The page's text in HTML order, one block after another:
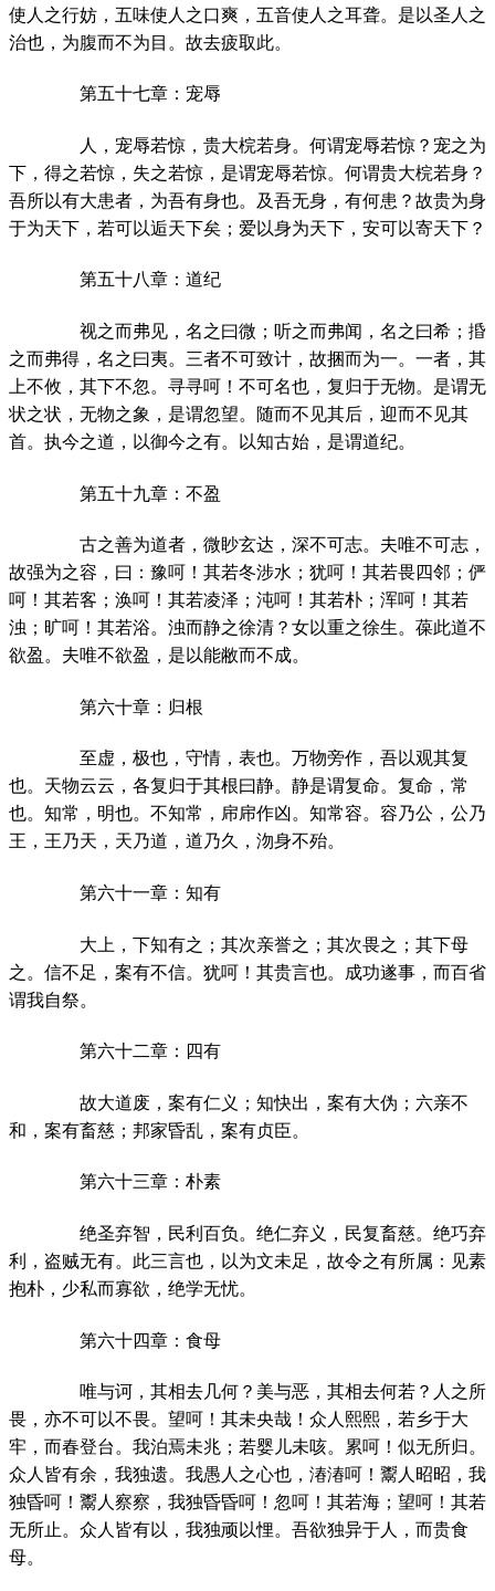
使人之行妨，五味使人之口爽，五音使人之耳聋。是以圣人之
治也，为腹而不为目。故去疲取此。
第五十七章：宠辱
人，宠辱若惊，贵大梡若身。何谓宠辱若惊？宠之为
下，得之若惊，失之若惊，是谓宠辱若惊。何谓贵大梡若身？
吾所以有大患者，为吾有身也。及吾无身，有何患？故贵为身
于为天下，若可以逅天下矣；爱以身为天下，安可以寄天下？
第五十八章：道纪
视之而弗见，名之曰微；听之而弗闻，名之曰希；捪
之而弗得，名之曰夷。三者不可致计，故捆而为一。一者，其
上不攸，其下不忽。寻寻呵！不可名也，复归于无物。是谓无
状之状，无物之象，是谓忽望。随而不见其后，迎而不见其
首。执今之道，以御今之有。以知古始，是谓道纪。
第五十九章：不盈
古之善为道者，微眇玄达，深不可志。夫唯不可志，
故强为之容，曰：豫呵！其若冬涉水；犹呵！其若畏四邻；俨
呵！其若客；涣呵！其若凌泽；沌呵！其若朴；浑呵！其若
浊；旷呵！其若浴。浊而静之徐清？女以重之徐生。葆此道不
欲盈。夫唯不欲盈，是以能敝而不成。
第六十章：归根
至虚，极也，守情，表也。万物旁作，吾以观其复
也。天物云云，各复归于其根曰静。静是谓复命。复命，常
也。知常，明也。不知常，帍帍作凶。知常容。容乃公，公乃
王，王乃天，天乃道，道乃久，沕身不殆。
第六十一章：知有
大上，下知有之；其次亲誉之；其次畏之；其下母
之。信不足，案有不信。犹呵！其贵言也。成功遂事，而百省
谓我自祭。
第六十二章：四有
故大道废，案有仁义；知快出，案有大伪；六亲不
和，案有畜慈；邦家昏乱，案有贞臣。
第六十三章：朴素
绝圣弃智，民利百负。绝仁弃义，民复畜慈。绝巧弃
利，盗贼无有。此三言也，以为文未足，故令之有所属：见素
抱朴，少私而寡欲，绝学无忧。
第六十四章：食母
唯与诃，其相去几何？美与恶，其相去何若？人之所
畏，亦不可以不畏。望呵！其未央哉！众人熙熙，若乡于大
牢，而春登台。我泊焉未兆；若婴儿未咳。累呵！似无所归。
众人皆有余，我独遗。我愚人之心也，湷湷呵！鬻人昭昭，我
独昏呵！鬻人察察，我独昏昏呵！忽呵！其若海；望呵！其若
无所止。众人皆有以，我独顽以悝。吾欲独异于人，而贵食
母。